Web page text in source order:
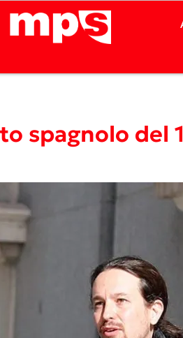
spagnolo del